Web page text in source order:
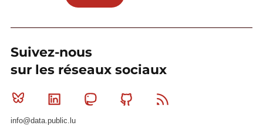
Suivez-nous
sur les réseaux sociaux
Bluesky Linkedin MastodonGithub
info@data.public.lu